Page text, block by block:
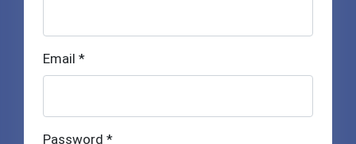
Email *
Password *